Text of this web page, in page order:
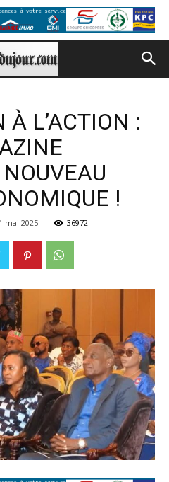
À L’ACTION :
!
mai 2025 36972